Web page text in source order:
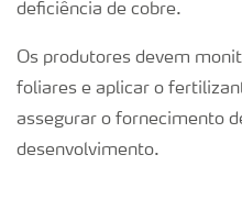
deficiência de cobre.
Os produtores devem
foliares e aplicar o
assegurar o fornecimento
desenvolvimento.